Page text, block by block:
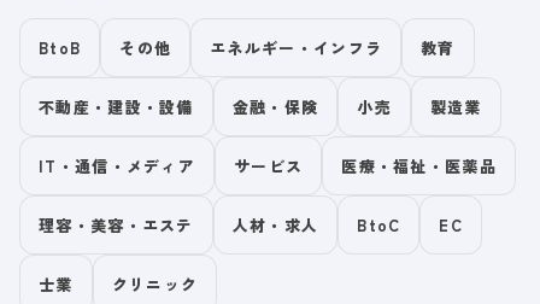
BtoB その他 エネルギー・インフラ 教育
不動産・建設・設備 金融・保険 小売 製造業
IT・通信・メディア サービス 医療・福祉・医薬品
理容・美容・エステ 人材・求人 BtoC EC
士業 クリニック